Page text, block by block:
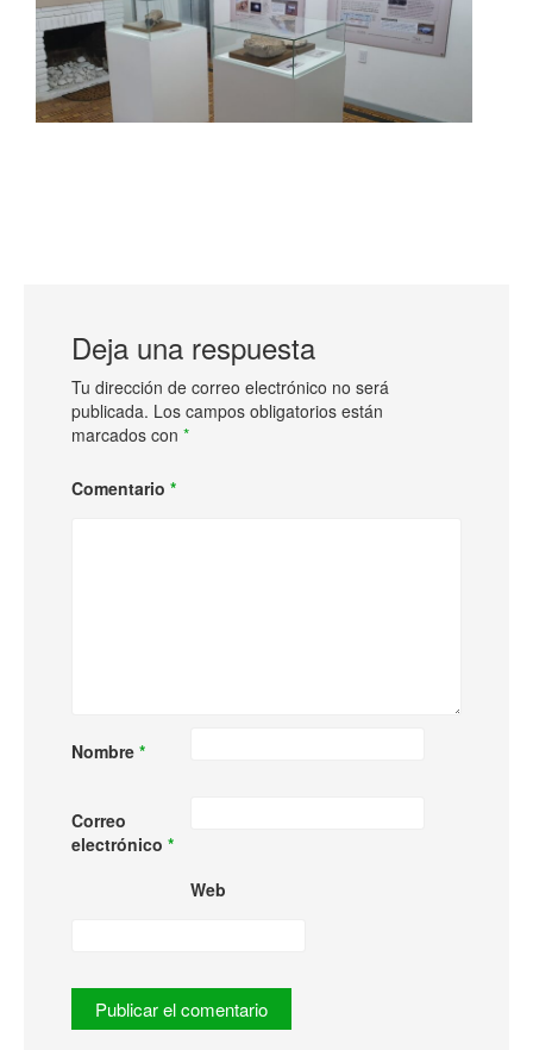
Deja una respuesta
Tu dirección de correo electrónico no será
publicada. Los campos obligatorios están
marcados con *
Comentario *
Nombre *
Correo
electrónico *
Web